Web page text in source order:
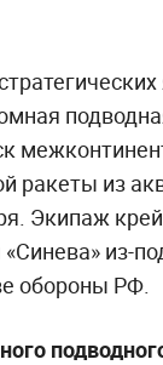
ракеты из
Экипаж
из-
обороны РФ.